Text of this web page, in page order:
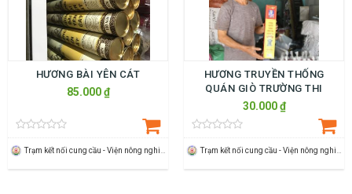
HƯƠNG BÀI YÊN CÁT
85.000 ₫
HƯƠNG TRUYỀN THỐNG
QUÁN GIÒ TRƯỜNG THI
30.000 ₫